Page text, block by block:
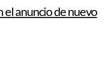
el anuncio de nuevo